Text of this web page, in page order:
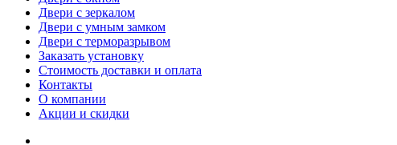
Двери с зеркалом
Двери с умным замком
Двери с терморазрывом
Заказать установку
Стоимость доставки и оплата
Контакты
О компании
Акции и скидки